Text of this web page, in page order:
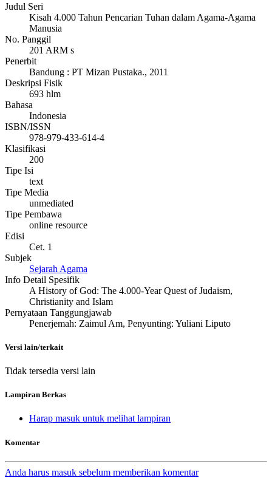
Judul Seri
Kisah 4.000 Tahun Pencarian Tuhan dalam Agama-Agama
Manusia
No. Panggil
201 ARM s
Penerbit
Bandung : PT Mizan Pustaka., 2011
Deskripsi Fisik
693 hlm
Bahasa
Indonesia
ISBN/ISSN
978-979-433-614-4
Klasifikasi
200
Tipe Isi
text
Tipe Media
unmediated
Tipe Pembawa
online resource
Edisi
Cet. 1
Subjek
Sejarah Agama
Info Detail Spesifik
A History of God: The 4.000-Year Quest of Judaism,
Christianity and Islam
Pernyataan Tanggungjawab
Penerjemah: Zaimul Am, Penyunting: Yuliani Liputo
Versi lain/terkait
Tidak tersedia versi lain
Lampiran Berkas
Harap masuk untuk melihat lampiran
Komentar
Anda harus masuk sebelum memberikan komentar